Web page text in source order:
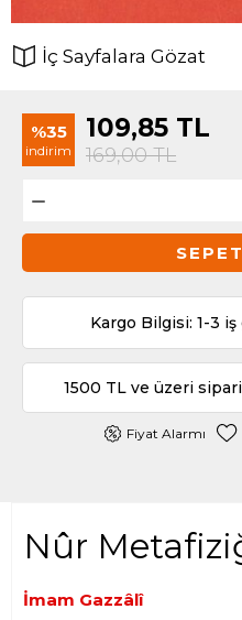
İç Sayfalara Gözat
%35
indirim
109,85 TL
169,00TL
Kargo Bilgisi: 1-3
1500 TL ve üzeri
Fiyat Alarmı
Nûr
İmam Gazzâlî